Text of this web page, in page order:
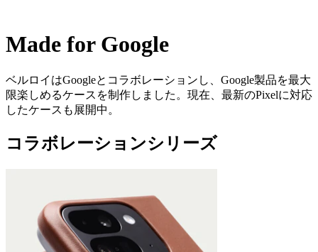
Made for Google
ベルロイはGoogleとコラボレーションし、Google製品を最大
限楽しめるケースを制作しました。現在、最新のPixelに対応
したケースも展開中。
コラボレーションシリーズ